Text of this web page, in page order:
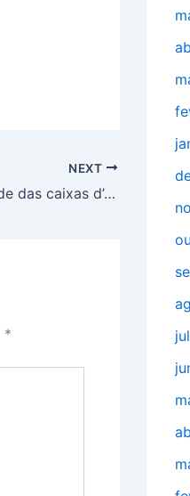
NEXT
Resistência e durabilidade das caixas d’água metálicas
*